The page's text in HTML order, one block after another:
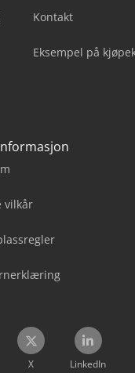
Kontakt
Eksempel på
vilkår
X LinkedIn